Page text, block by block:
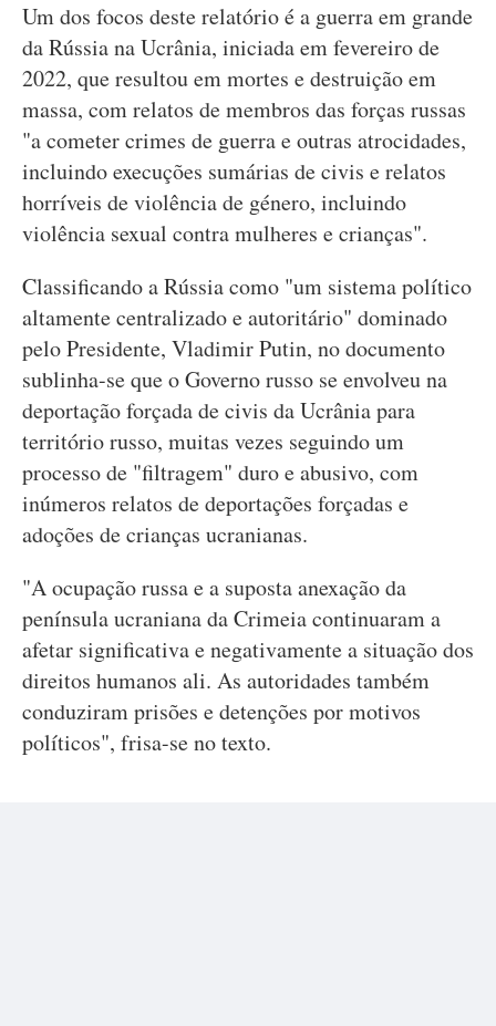
Um dos focos deste relatório é a guerra em grande
da Rússia na Ucrânia, iniciada em fevereiro de
2022, que resultou em mortes e destruição em
massa, com relatos de membros das forças russas
"a cometer crimes de guerra e outras atrocidades,
incluindo execuções sumárias de civis e relatos
horríveis de violência de género, incluindo
violência sexual contra mulheres e crianças".
Classificando a Rússia como "um sistema político
altamente centralizado e autoritário" dominado
pelo Presidente, Vladimir Putin, no documento
sublinha-se que o Governo russo se envolveu na
deportação forçada de civis da Ucrânia para
território russo, muitas vezes seguindo um
processo de "filtragem" duro e abusivo, com
inúmeros relatos de deportações forçadas e
adoções de crianças ucranianas.
"A ocupação russa e a suposta anexação da
península ucraniana da Crimeia continuaram a
afetar significativa e negativamente a situação dos
direitos humanos ali. As autoridades também
conduziram prisões e detenções por motivos
políticos", frisa-se no texto.